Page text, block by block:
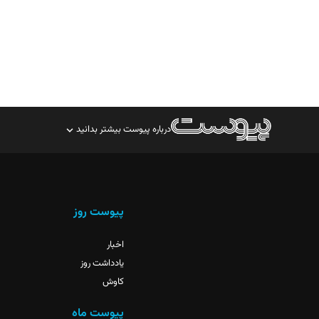
درباره پیوست بیشتر بدانید
پیوست روز
اخبار
یادداشت روز
کاوش
پیوست ماه